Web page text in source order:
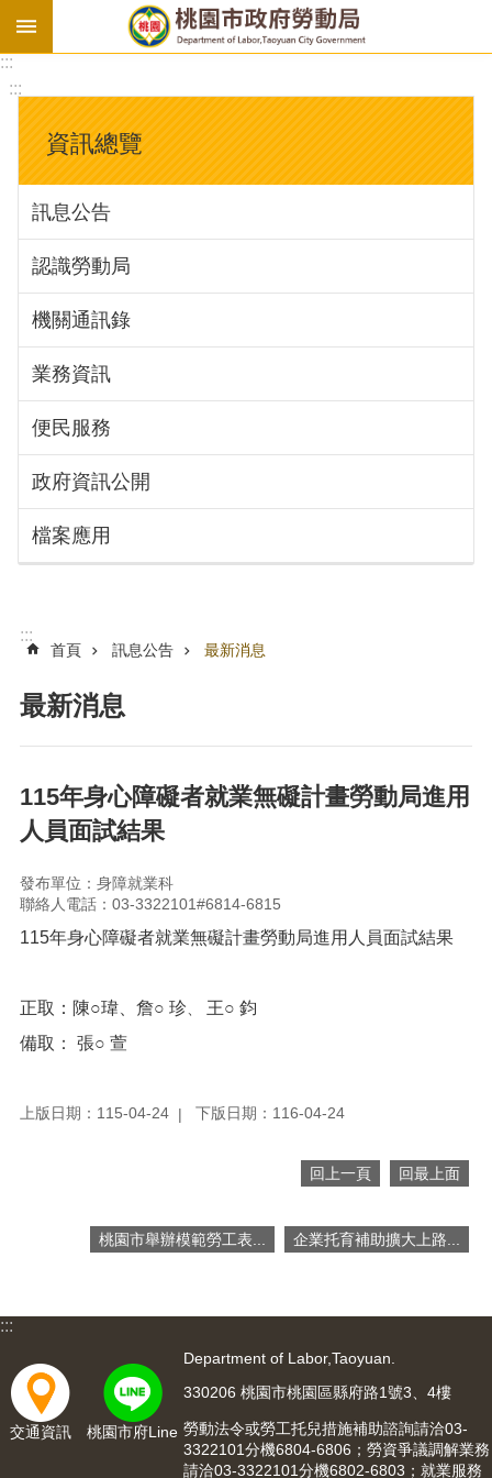
基
法
勞
資
會
庇
護
工
場
進
訊
息
公
識
動
局
通
訊
業
務
資
便
服
政
應
回
首
頁
:::
:::
資訊總覽
訊息公告
認識勞動局
機關通訊錄
業務資訊
便民服務
政府資訊公開
檔案應用
:::
首頁 訊息公告 最新消息
最新消息
115年身心障礙者就業無礙計畫勞動局進用
人員面試結果
發布單位：身障就業科
聯絡人電話：03-3322101#6814-6815
115年身心障礙者就業無礙計畫勞動局進用人員面試結果
正取 ：陳○瑋 、詹○ 珍 王○ 鈞
備取 ： 張○ 萱
上版日期：115-04-24 下版日期：116-04-24
回上一頁 回最上面
桃園市舉辦模範勞工表... 企業托育補助擴大上路...
:::
交通資訊 桃園市府Line
Department of Labor,Taoyuan.
330206 桃園市桃園區縣府路1號3、4樓
勞動法令或勞工托兒措施補助諮詢請洽03-
3322101分機6804-6806；勞資爭議調解業務
請洽03-3322101分機6802-6803；就業服務